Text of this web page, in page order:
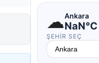
☁Ankara
NaN°C
ŞEHIR SEÇ